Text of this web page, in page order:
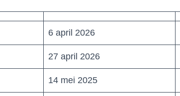
6 april 2026
27 april 2026
14 mei 2025